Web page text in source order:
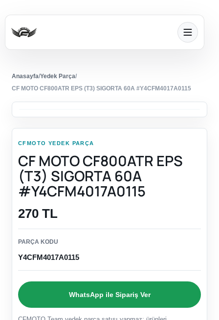
Anasayfa/Yedek Parça/
CF MOTO CF800ATR EPS (T3) SIGORTA 60A #Y4CFM4017A0115
CFMOTO YEDEK PARÇA
CF MOTO CF800ATR EPS
(T3) SIGORTA 60A
#Y4CFM4017A0115
270 TL
PARÇA KODU
Y4CFM4017A0115
WhatsApp ile Sipariş Ver